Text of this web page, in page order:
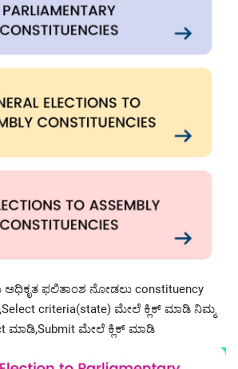
ಅಧಿಕೃತ ಫಲಿತಾಂಶ ನೋಡಲು constituency
criteria(state) ಮೇಲೆ ಕ್ಲಿಕ್ ಮಾಡಿ ನಿಮ್ಮ
ಮಾಡಿ,Submit ಮೇಲೆ ಕ್ಲಿಕ್ ಮಾಡಿ